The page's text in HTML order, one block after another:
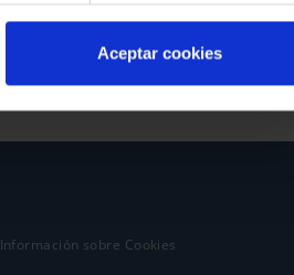
Aceptar cookies
Información sobre Cookies